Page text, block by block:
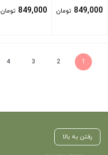
آبرفت) آبی
849,000 تومان
آبرفت) پلنگی
849,000 تومان
1
2
3
4
رفتن به بالا